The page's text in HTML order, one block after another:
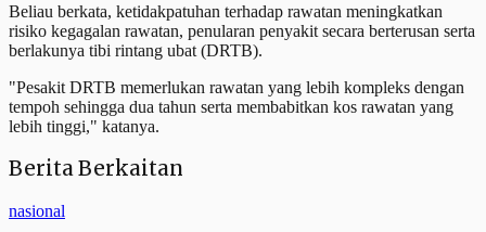
Beliau berkata, ketidakpatuhan terhadap rawatan meningkatkan
risiko kegagalan rawatan, penularan penyakit secara berterusan serta
berlakunya tibi rintang ubat (DRTB).
"Pesakit DRTB memerlukan rawatan yang lebih kompleks dengan
tempoh sehingga dua tahun serta membabitkan kos rawatan yang
lebih tinggi," katanya.
Berita Berkaitan
nasional